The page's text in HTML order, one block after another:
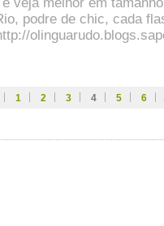
podre de chic, cada
1 2 3 4 5 6